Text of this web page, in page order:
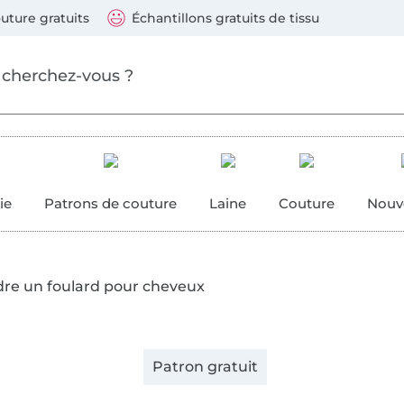
gratuits Échantillons gratuits de tissu
Patrons de couture Laine Couture
un foulard pour cheveux
Patron gratuit
suivants : Visa, Mastercard, Carte bleue, PayPal,